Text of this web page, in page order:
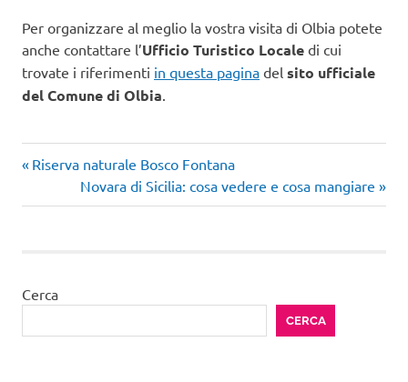
Per organizzare al meglio la vostra visita di Olbia potete
anche contattare l’Ufficio Turistico Locale di cui
trovate i riferimenti in questa pagina del sito ufficiale
del Comune di Olbia.
Navigazione
articoli
Articolo
precedente:
Riserva naturale Bosco Fontana
Articolo
successivo:
Novara di Sicilia: cosa vedere e cosa mangiare
Cerca
CERCA